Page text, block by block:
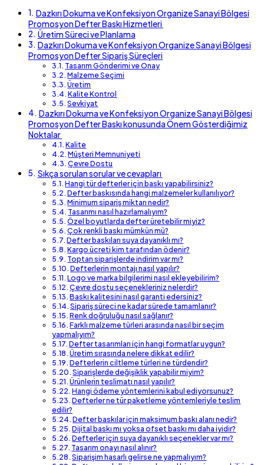
Dazkırı Dokuma ve Konfeksiyon Organize Sanayi Bölgesi
Promosyon Defter Baskı Hizmetleri
Üretim Süreci ve Planlama
Dazkırı Dokuma ve Konfeksiyon Organize Sanayi Bölgesi
Promosyon Defter Sipariş Süreçleri
Tasarım Gönderimi ve Onay
Malzeme Seçimi
Üretim
Kalite Kontrol
Sevkiyat
Dazkırı Dokuma ve Konfeksiyon Organize Sanayi Bölgesi
Promosyon Defter Baskı konusunda Önem Gösterdiğimiz
Noktalar
Kalite
Müşteri Memnuniyeti
Çevre Dostu
Sıkça sorulan sorular ve cevapları
Hangi tür defterler için baskı yapabilirsiniz?
Defter baskısında hangi malzemeler kullanılıyor?
Minimum sipariş miktarı nedir?
Tasarımı nasıl hazırlamalıyım?
Özel boyutlarda defter üretebilir miyiz?
Çok renkli baskı mümkün mü?
Defter baskıları suya dayanıklı mı?
Kargo ücreti kim tarafından ödenir?
Toptan siparişlerde indirim var mı?
Defterlerin montajı nasıl yapılır?
Logo ve marka bilgilerimi nasıl ekleyebilirim?
Çevre dostu seçenekleriniz nelerdir?
Baskı kalitesini nasıl garanti edersiniz?
Sipariş süreci ne kadar sürede tamamlanır?
Renk doğruluğu nasıl sağlanır?
Farklı malzeme türleri arasında nasıl bir seçim
yapmalıyım?
Defter tasarımları için hangi formatlar uygun?
Üretim sırasında nelere dikkat edilir?
Defterlerin ciltleme türleri ne türdendir?
Siparişlerde değişiklik yapabilir miyim?
Ürünlerin teslimatı nasıl yapılır?
Hangi ödeme yöntemlerini kabul ediyorsunuz?
Defterler ne tür paketleme yöntemleriyle teslim
edilir?
Defter baskılar için maksimum baskı alanı nedir?
Dijital baskı mı yoksa ofset baskı mı daha iyidir?
Defterler için suya dayanıklı seçenekler var mı?
Tasarım onayı nasıl alınır?
Siparişim hasarlı gelirse ne yapmalıyım?